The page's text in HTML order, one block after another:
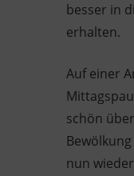
besser in
erhalten.
Auf einer
schön
nun